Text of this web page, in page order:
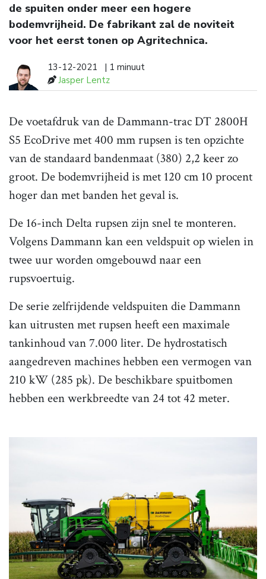
de spuiten onder meer een hogere
bodemvrijheid. De fabrikant zal de noviteit
voor het eerst tonen op Agritechnica.
13-12-2021
| 1 minuut
Jasper Lentz
De voetafdruk van de Dammann-trac DT 2800H
S5 EcoDrive met 400 mm rupsen is ten opzichte
van de standaard bandenmaat (380) 2,2 keer zo
groot. De bodemvrijheid is met 120 cm 10 procent
hoger dan met banden het geval is.
De 16-inch Delta rupsen zijn snel te monteren.
Volgens Dammann kan een veldspuit op wielen in
twee uur worden omgebouwd naar een
rupsvoertuig.
De serie zelfrijdende veldspuiten die Dammann
kan uitrusten met rupsen heeft een maximale
tankinhoud van 7.000 liter. De hydrostatisch
aangedreven machines hebben een vermogen van
210 kW (285 pk). De beschikbare spuitbomen
hebben een werkbreedte van 24 tot 42 meter.